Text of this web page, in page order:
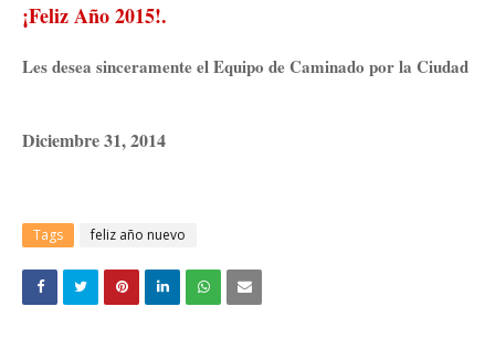
¡Feliz Año 2015!.
Les desea sinceramente el Equipo de Caminado por la Ciudad
Diciembre 31, 2014
Tags feliz año nuevo